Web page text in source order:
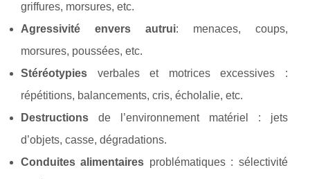
griffures, morsures, etc.
Agressivité envers autrui: menaces, coups,
morsures, poussées, etc.
Stéréotypies verbales et motrices excessives :
répétitions, balancements, cris, écholalie, etc.
Destructions de l’environnement matériel : jets
d’objets, casse, dégradations.
Conduites alimentaires problématiques : sélectivité